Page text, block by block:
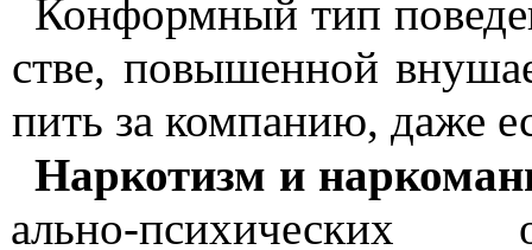
Конформный тип
стве, повышенной
пить за компанию, даже
Наркотизм и
ально-психических